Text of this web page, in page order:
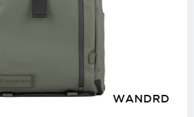
WANDRD